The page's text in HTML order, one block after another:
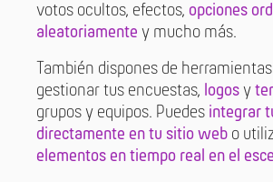
votos ocultos, efectos, opciones
aleatoriamente y mucho más.
También dispones de
gestionar tus encuestas, logos y
grupos y equipos. Puedes integrar
directamente en tu sitio web o
elementos en tiempo real en el